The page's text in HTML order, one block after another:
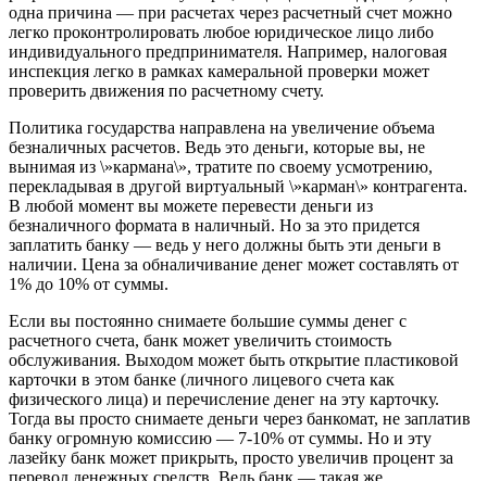
одна причина — при расчетах через расчетный счет можно
легко проконтролировать любое юридическое лицо либо
индивидуального предпринимателя. Например, налоговая
инспекция легко в рамках камеральной проверки может
проверить движения по расчетному счету.
Политика государства направлена на увеличение объема
безналичных расчетов. Ведь это деньги, которые вы, не
вынимая из \»кармана\», тратите по своему усмотрению,
перекладывая в другой виртуальный \»карман\» контрагента.
В любой момент вы можете перевести деньги из
безналичного формата в наличный. Но за это придется
заплатить банку — ведь у него должны быть эти деньги в
наличии. Цена за обналичивание денег может составлять от
1% до 10% от суммы.
Если вы постоянно снимаете большие суммы денег с
расчетного счета, банк может увеличить стоимость
обслуживания. Выходом может быть открытие пластиковой
карточки в этом банке (личного лицевого счета как
физического лица) и перечисление денег на эту карточку.
Тогда вы просто снимаете деньги через банкомат, не заплатив
банку огромную комиссию — 7-10% от суммы. Но и эту
лазейку банк может прикрыть, просто увеличив процент за
перевод денежных средств. Ведь банк — такая же